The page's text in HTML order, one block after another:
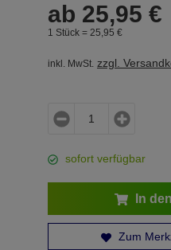
ab 25,95 €
1 Stück = 25, 95 €
inkl. MwSt. zzgl.
sofort verfügbar
In
Zum